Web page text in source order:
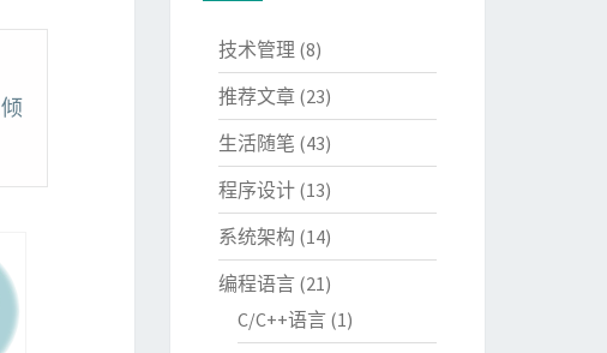
倾
技术管理 (8)
推荐文章(23)
生活随笔 (43)
程序设计(13)
系统架构 (14)
编程语言(21)
C/C++语言(1)